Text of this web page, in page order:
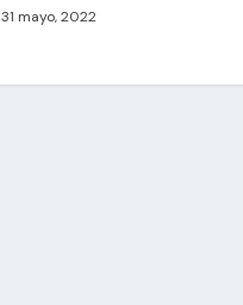
31 mayo, 2022